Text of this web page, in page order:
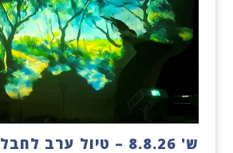
ש' 8.8.26 – טיול ערב